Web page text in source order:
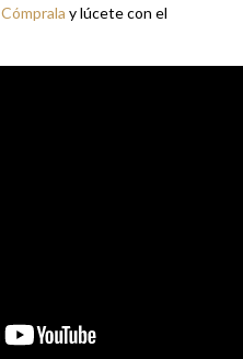
Cómprala y lúcete con el